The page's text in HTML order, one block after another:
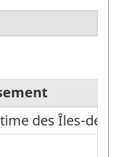
des Îles-de-
des Îles-de-